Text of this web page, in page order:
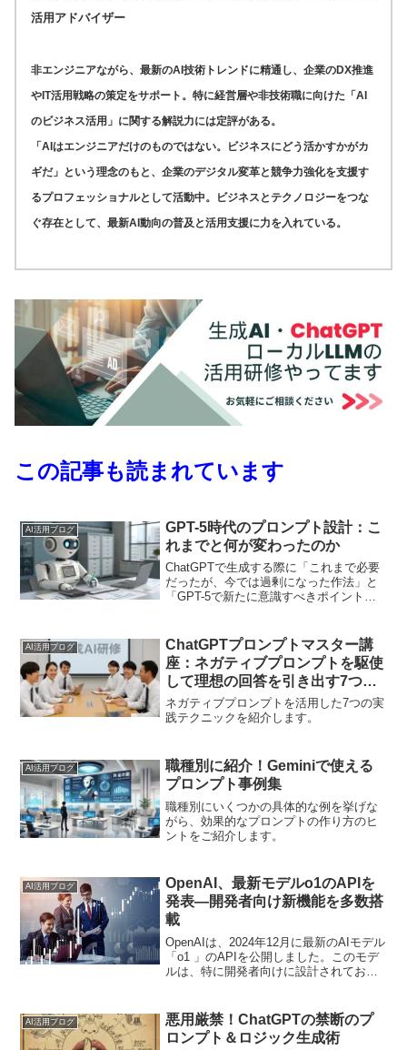
活用アドバイザー
非エンジニアながら、最新のAI技術トレンドに精通し、企業のDX推進
やIT活用戦略の策定をサポート。特に経営層や非技術職に向けた「AI
のビジネス活用」に関する解説力には定評がある。
「AIはエンジニアだけのものではない。ビジネスにどう活かすかがカ
ギだ」という理念のもと、企業のデジタル変革と競争力強化を支援す
るプロフェッショナルとして活動中。ビジネスとテクノロジーをつな
ぐ存在として、最新AI動向の普及と活用支援に力を入れている。
この記事も読まれています
AI活用ブログ
GPT-5時代のプロンプト設計：こ
れまでと何が変わったのか
ChatGPTで生成する際に「これまで必要
だったが、今では過剰になった作法」と
「GPT-5で新たに意識すべきポイント」
AI活用ブログ
ChatGPTプロンプトマスター講
座：ネガティブプロンプトを駆使
して理想の回答を引き出す7つの
テクニック
ネガティブプロンプトを活用した7つの実
践テクニックを紹介します。
AI活用ブログ
職種別に紹介！Geminiで使える
プロンプト事例集
職種別にいくつかの具体的な例を挙げな
がら、効果的なプロンプトの作り方のヒ
ントをご紹介します。
AI活用ブログ
OpenAI、最新モデルo1のAPIを
発表—開発者向け新機能を多数搭
載
OpenAIは、2024年12月に最新のAIモデル
「o1 」のAPIを公開しました。このモデ
ルは、特に開発者向けに設計されてお
長1. ファンクションコーリン...
AI活用ブログ
悪用厳禁！ChatGPTの禁断のプ
ロンプト＆ロジック生成術